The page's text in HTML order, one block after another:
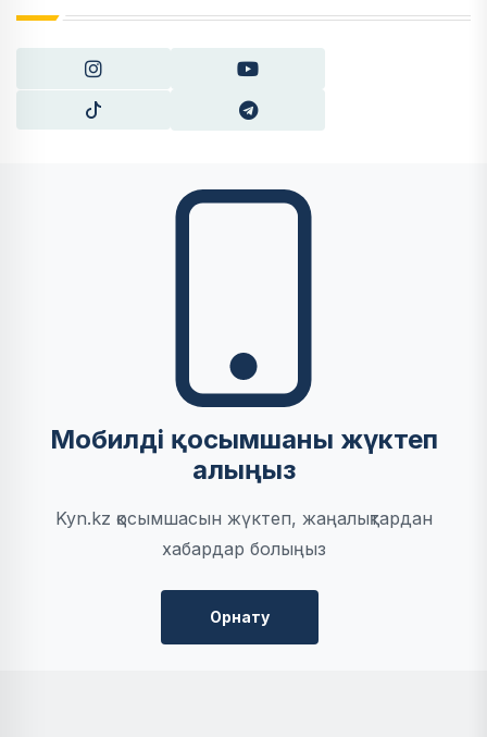
Мобилді қосымшаны жүктеп
алыңыз
Kyn.kz қосымшасын жүктеп, жаңалықтардан
хабардар болыңыз
Орнату